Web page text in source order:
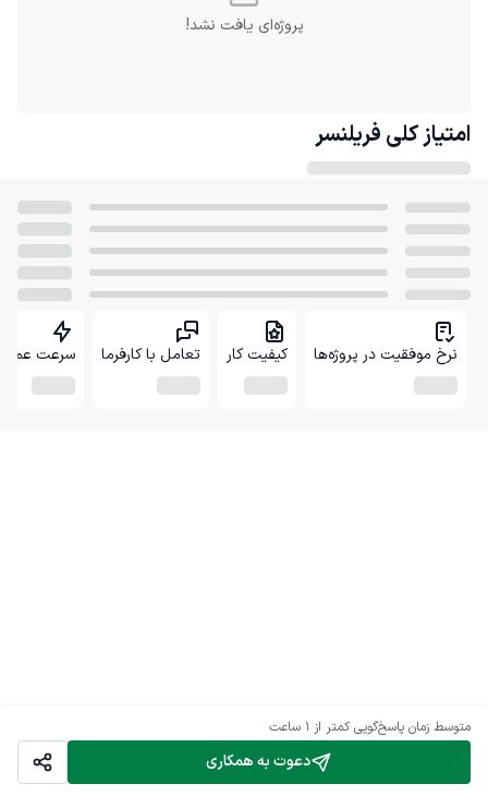
دعوت به همکاری
متوسط زمان پاسخ‌گویی کمتر از 1 ساعت
پروژه‌ای یافت نشد!
امتیاز کلی فریلنسر
نرخ موفقیت در پروژه‌ها کیفیت کار تعامل با کارفرما سرعت عمل